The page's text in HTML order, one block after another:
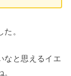
。
なと思えるイエ